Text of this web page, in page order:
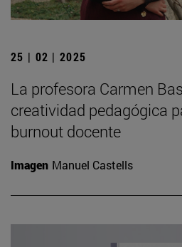
25 | 02 | 2025
La profesora Carmen
creatividad pedagógica
burnout docente
Imagen Manuel Castells